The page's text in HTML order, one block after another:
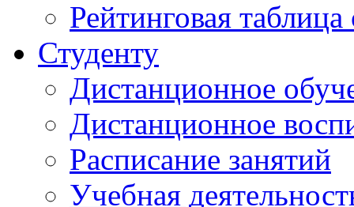
Рейтинговая
Студенту
Дистанционное
Дистанционное
Расписание занятий
Учебная